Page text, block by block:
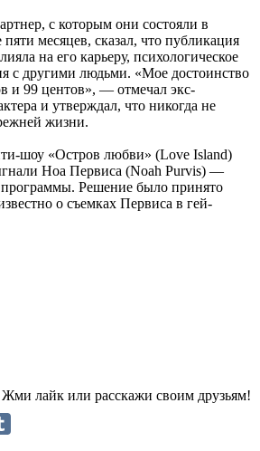
с которым они состояли в
месяцев, сказал, что публикация
на его карьеру, психологическое
с другими людьми. «Мое достоинство
и 99 центов», — отмечал экс-
и утверждал, что никогда не
жизни.
шоу «Остров любви» (Love Island)
Ноа Первиса (Noah Purvis) —
программы. Решение было принято
о съемках Первиса в гей-
Жми лайк или расскажи своим друзьям!